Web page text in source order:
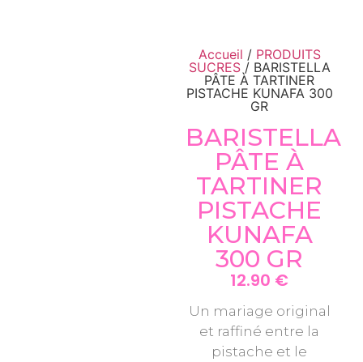
Accueil / PRODUITS
SUCRES/ BARISTELLA
PÂTE À TARTINER
PISTACHE KUNAFA 300
GR
BARISTELLA
PÂTE À
TARTINER
PISTACHE
KUNAFA
300 GR
12.90 €
Un mariage original
et raffiné entre la
pistache et le